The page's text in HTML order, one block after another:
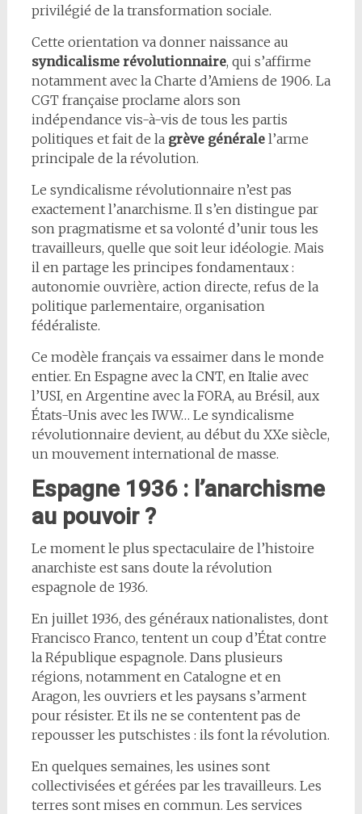
privilégié de la transformation sociale.
Cette orientation va donner naissance au
syndicalisme révolutionnaire, qui s’affirme
notamment avec la Charte d’Amiens de 1906. La
CGT française proclame alors son
indépendance vis-à-vis de tous les partis
politiques et fait de la grève généralel’arme
principale de la révolution.
Le syndicalisme révolutionnaire n’est pas
exactement l’anarchisme. Il s’en distingue par
son pragmatisme et sa volonté d’unir tous les
travailleurs, quelle que soit leur idéologie. Mais
il en partage les principes fondamentaux :
autonomie ouvrière, action directe, refus de la
politique parlementaire, organisation
fédéraliste.
Ce modèle français va essaimer dans le monde
entier. En Espagne avec la CNT, en Italie avec
l’USI, en Argentine avec la FORA, au Brésil, aux
États-Unis avec les IWW… Le syndicalisme
révolutionnaire devient, au début du XXe siècle,
un mouvement international de masse.
Espagne 1936 : l’anarchisme
au pouvoir ?
Le moment le plus spectaculaire de l’histoire
anarchiste est sans doute la révolution
espagnole de 1936.
En juillet 1936, des généraux nationalistes, dont
Francisco Franco, tentent un coup d’État contre
la République espagnole. Dans plusieurs
régions, notamment en Catalogne et en
Aragon, les ouvriers et les paysans s’arment
pour résister. Et ils ne se contentent pas de
repousser les putschistes : ils font la révolution.
En quelques semaines, les usines sont
collectivisées et gérées par les travailleurs. Les
terres sont mises en commun. Les services